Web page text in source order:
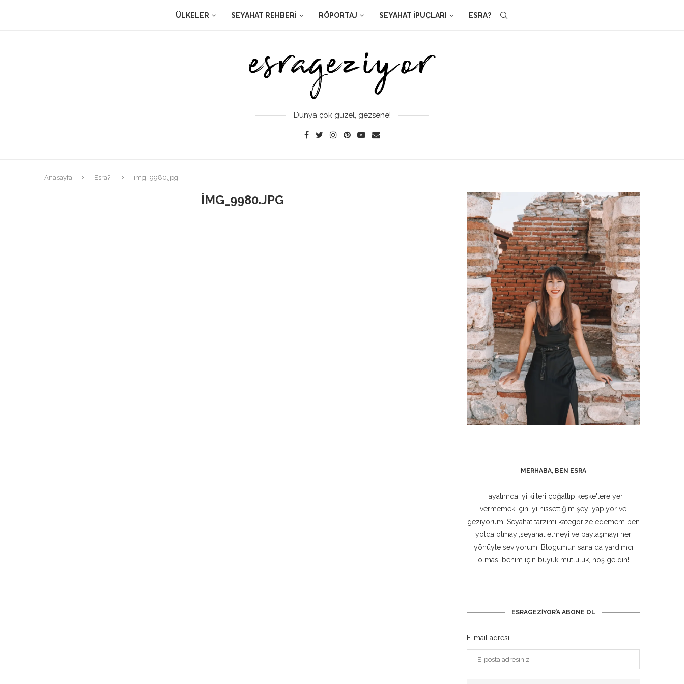
ÜLKELER SEYAHAT REHBERI RÖPORTAJ SEYAHAT İPUÇLARI ESRA?
Dünya çok güzel, gezsene!
Anasayfa Esra? img_9980.jpg
IMG_9980.JPG
MERHABA, BEN ESRA
Hayatımda iyi ki'leri çoğaltıp keşke'lere yer
vermemek için iyi hissettiğim şeyi yapıyor ve
geziyorum. Seyahat tarzımı kategorize edemem ben
yolda olmayı,seyahat etmeyi ve paylaşmayı her
yönüyle seviyorum. Blogumun sana da yardımcı
olması benim için büyük mutluluk, hoş geldin!
ESRAGEZIYOR’A ABONE OL
E-mail adresi: